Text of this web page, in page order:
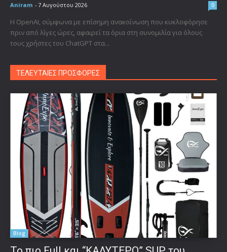
Aniram - 7 Αυγούστου 2026 0
Η OpenAI, σύμφωνα με επίσημη ανακοίνωση που κυκλοφόρησε
πριν από λίγες ώρες, αφαιρεί τα όρια στη συνομιλία για όλους
τους χρήστες του ChatGPT στα...
ΤΕΛΕΥΤΑΙΕΣ ΠΡΟΣΦΟΡΕΣ
Blog